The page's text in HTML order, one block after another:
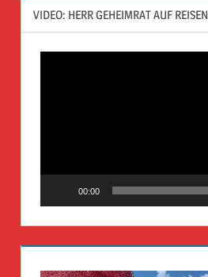
VIDEO: HERR GEHEIMRAT AUF REISEN
00:00